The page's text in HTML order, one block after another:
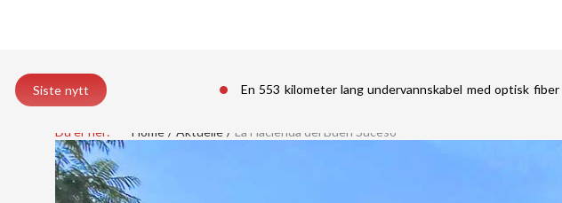
Siste nytt En 553 kilometer lang undervannskabel med optisk
Du er her: Home Aktuelle La Hacienda del Buen Suceso